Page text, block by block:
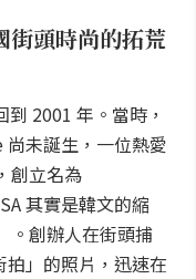
街頭時尚的拓荒
2001 年。當時，
未誕生，一位熱愛
創立名為
其實是韓文的縮
。創辦人在街頭捕
」的照片，迅速在